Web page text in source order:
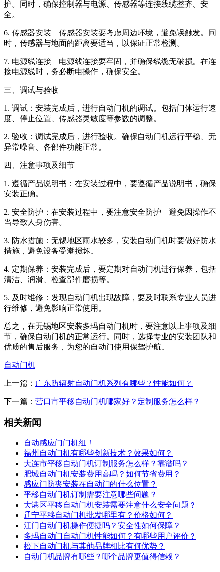
护。同时，确保控制器与电源、传感器等连接线缆整齐、安
全。
6. 传感器安装：传感器安装要考虑周边环境，避免误触发。同
时，传感器与地面的距离要适当，以保证正常检测。
7. 电源线连接：电源线连接要牢固，并确保线缆无破损。在连
接电源线时，务必断电操作，确保安全。
三、调试与验收
1. 调试：安装完成后，进行自动门机的调试。包括门体运行速
度、停止位置、传感器灵敏度等参数的调整。
2. 验收：调试完成后，进行验收。确保自动门机运行平稳、无
异常噪音、各部件功能正常。
四、注意事项及细节
1. 遵循产品说明书：在安装过程中，要遵循产品说明书，确保
安装正确。
2. 安全防护：在安装过程中，要注意安全防护，避免因操作不
当导致人身伤害。
3. 防水措施：无锡地区雨水较多，安装自动门机时要做好防水
措施，避免设备受潮损坏。
4. 定期保养：安装完成后，要定期对自动门机进行保养，包括
清洁、润滑、检查部件磨损等。
5. 及时维修：发现自动门机出现故障，要及时联系专业人员进
行维修，避免影响正常使用。
总之，在无锡地区安装多玛自动门机时，要注意以上事项及细
节，确保自动门机的正常运行。同时，选择专业的安装团队和
优质的售后服务，为您的自动门使用保驾护航。
自动门机
上一篇： 广东防辐射自动门机系列有哪些？性能如何？
下一篇： 营口市平移自动门机哪家好？定制服务怎么样？
相关新闻
自动感应门门机组！
福州自动门机有哪些创新技术？效果如何？
大连市平移自动门机订制服务怎么样？靠谱吗？
肥城自动门机安装费用高吗？如何节省费用？
感应门防夹安装在自动门的什么位置？
平移自动门机订制需要注意哪些问题？
大港区平移自动门机安装需要注意什么安全问题？
辽宁平移自动门机批发哪里有？价格如何？
江门自动门机操作便捷吗？安全性如何保障？
多玛自动门自动门机性能如何？有哪些用户评价？
松下自动门机与其他品牌相比有何优势？
自动门机品牌有哪些？哪个品牌更值得信赖？